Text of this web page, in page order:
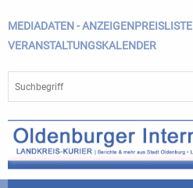
MEDIADATEN - ANZEIGENPREISLISTE
VERANSTALTUNGSKALENDER